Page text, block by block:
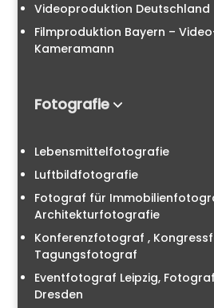
Videoproduktion Deutschland
Filmproduktion Bayern –
Kameramann
Fotografie
Lebensmittelfotografie
Luftbildfotografie
Fotograf für
Architekturfotografie
Konferenzfotograf ,
Tagungsfotograf
Eventfotograf Leipzig,
Dresden